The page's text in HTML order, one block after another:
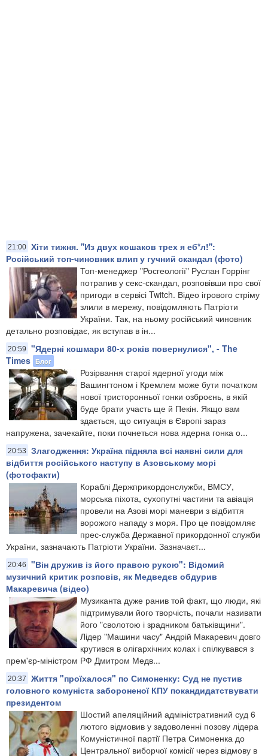
21:00 Хіти тижня. ''Из двух кошаков трех я еб*л!'':
Російський топ-чиновник влип у гучний скандал (фото)
Топ-менеджер "Росгеології" Руслан Горрінг
потрапив у секс-скандал, розповівши про свої
пригоди в сервісі Twitch. Відео ігрового стріму
злили в мережу, повідомляють Патріоти
України. Так, на ньому російський чиновник
детально розповідає, як вступав в ін...
20:59
"Ядерні кошмари 80-х років повернулися", - The
Times Блог
Розірвання старої ядерної угоди між
Вашингтоном і Кремлем може бути початком
нової тристоронньої гонки озброєнь, в якій
буде брати участь ще й Пекін. Якщо вам
здається, що ситуація в Європі зараз
напружена, зачекайте, поки почнеться нова ядерна гонка о...
20:53
Злагодження: Україна підняла всі наявні сили для
відбиття російського наступу в Азовському морі
(фотофакти)
Кораблі Держприкордонслужби, ВМСУ,
морська піхота, сухопутні частини та авіація
провели на Азові морі маневри з відбиття
ворожого нападу з моря. Про це повідомляє
прес-служба Державної прикордонної служби
України, зазначають Патріоти України. Зазначаєт...
20:46
"Він дружив із його правою рукою": Відомий
музичний критик розповів, як Медведєв обдурив
Макаревича (відео)
Музиканта дуже ранив той факт, що люди, які
підтримували його творчість, почали називати
його "сволотою і зрадником батьківщини".
Лідер "Машини часу" Андрій Макаревич довго
крутився в олігархічних колах і спілкувався з
прем'єр-міністром РФ Дмитром Медв...
20:37
Життя "проїхалося" по Симоненку: Суд не пустив
головного комуніста забороненої КПУ покандидатствувати
президентом
Шостий апеляційний адміністративний суд 6
лютого відмовив у задоволенні позову лідера
Комуністичної партії Петра Симоненка до
Центральної виборчої комісії через відмову в